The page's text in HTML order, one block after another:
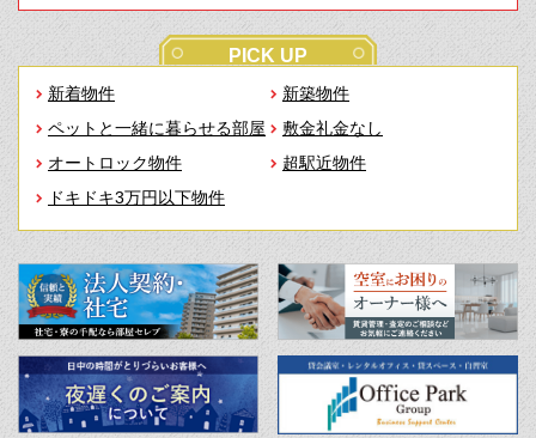
PICK UP
新着物件
新築物件
ペットと一緒に暮らせる部屋
敷金礼金なし
オートロック物件
超駅近物件
ドキドキ3万円以下物件